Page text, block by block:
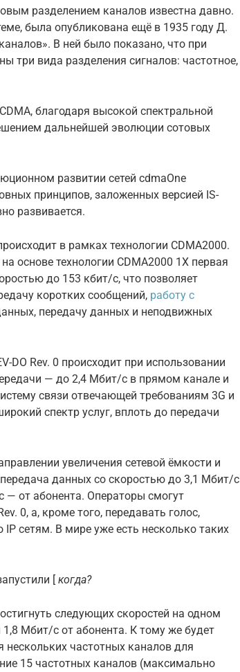
разделением каналов известна давно.
была опубликована ещё в 1935 году Д.
В ней было показано, что при
три вида разделения сигналов: частотное,
благодаря высокой спектральной
дальнейшей эволюции сотовых
развитии сетей cdmaOne
принципов, заложенных версией IS-
развивается.
в рамках технологии CDMA2000.
основе технологии CDMA2000 1Х первая
до 153 кбит/с, что позволяет
коротких сообщений, работу с
передачу данных и неподвижных
DO Rev. 0 происходит при использовании
— до 2,4 Мбит/с в прямом канале и
связи отвечающей требованиям 3G и
спектр услуг, вплоть до передачи
увеличения сетевой ёмкости и
данных со скоростью до 3,1 Мбит/с
— от абонента. Операторы смогут
0, а, кроме того, передавать голос,
сетям. В мире уже есть несколько таких
[ когда?
следующих скоростей на одном
Мбит/с от абонента. К тому же будет
частотных каналов для
15 частотных каналов (максимально